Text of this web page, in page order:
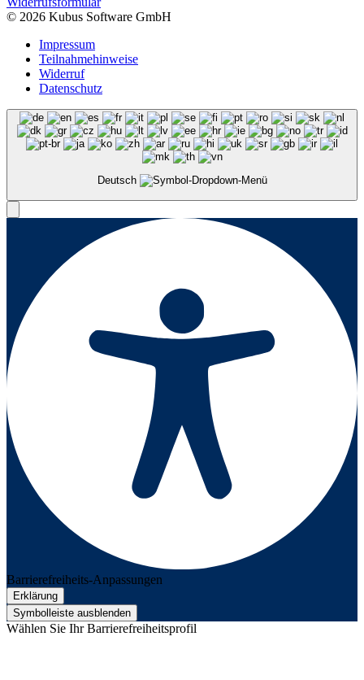
© 2026 Kubus Software GmbH
Impressum
Teilnahmehinweise
Widerruf
Datenschutz
Deutsch
Barrierefreiheits-Anpassungen
Erklärung
Symbolleiste ausblenden
Wählen Sie Ihr Barrierefreiheitsprofil